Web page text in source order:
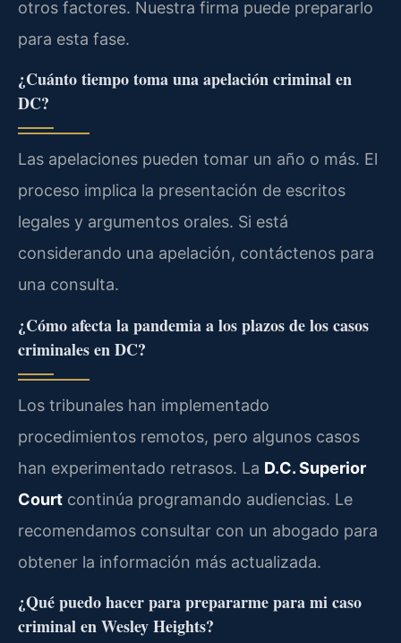
otros factores. Nuestra firma puede prepararlo
para esta fase.
¿Cuánto tiempo toma una apelación criminal en
DC?
Las apelaciones pueden tomar un año o más. El
proceso implica la presentación de escritos
legales y argumentos orales. Si está
considerando una apelación, contáctenos para
una consulta.
¿Cómo afecta la pandemia a los plazos de los casos
criminales en DC?
Los tribunales han implementado
procedimientos remotos, pero algunos casos
han experimentado retrasos. La D.C. Superior
Court continúa programando audiencias. Le
recomendamos consultar con un abogado para
obtener la información más actualizada.
¿Qué puedo hacer para prepararme para mi caso
criminal en Wesley Heights?